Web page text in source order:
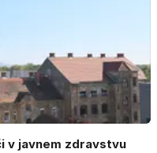
v javnem zdravstvu